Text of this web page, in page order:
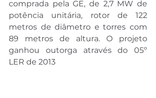
comprada pela GE, de 2,7 MW de
potência unitária, rotor de 122
metros de diâmetro e torres com
89 metros de altura. O projeto
ganhou outorga através do 05º
LER de 2013